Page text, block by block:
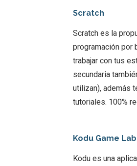
Scratch
Scratch es la
programación por
trabajar con tus
secundaria
utilizan), además
tutoriales. 100%
Kodu Game Lab
Kodu es una